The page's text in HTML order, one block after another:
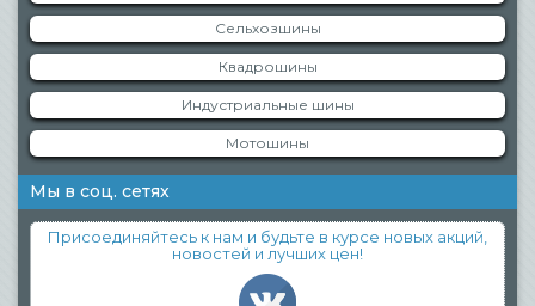
Сельхозшины
Квадрошины
Индустриальные шины
Мотошины
Мы в соц. сетях
Присоединяйтесь к нам и будьте в курсе новых акций,
новостей и лучших цен!